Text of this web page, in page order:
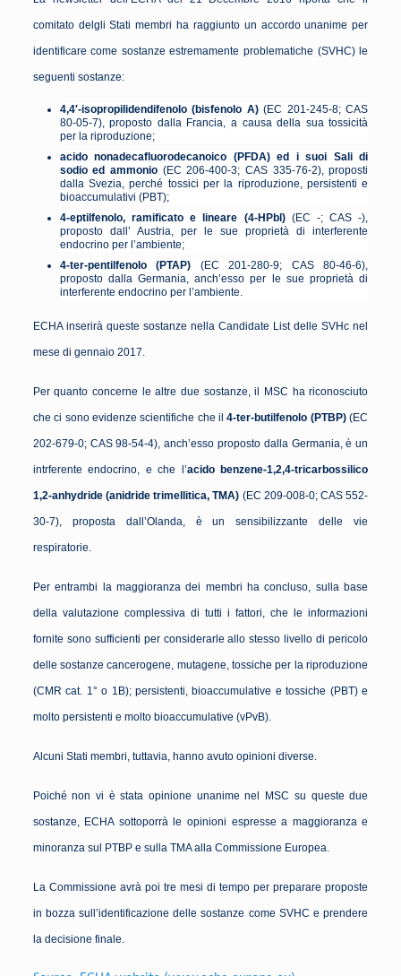
comitato delgli Stati membri ha raggiunto un accordo unanime per
identificare come sostanze estremamente problematiche (SVHC) le
seguenti sostanze:
4,4′-isopropilidendifenolo (bisfenolo A)(EC 201-245-8; CAS
80-05-7), proposto dalla Francia, a causa della sua tossicità
per la riproduzione;
acido nonadecafluorodecanoico (PFDA) ed i suoi Sali di
sodio ed ammonio (EC 206-400-3; CAS 335-76-2), proposti
dalla Svezia, perché tossici per la riproduzione, persistenti e
bioaccumulativi (PBT);
4-eptilfenolo, ramificato e lineare (4-HPbl) (EC -; CAS -),
proposto dall’ Austria, per le sue proprietà di interferente
endocrino per l’ambiente;
4-ter-pentilfenolo
(PTAP) (EC 201-280-9; CAS 80-46-6),
proposto dalla Germania, anch’esso per le sue proprietà di
interferente endocrino per l’ambiente.
ECHA inserirà queste sostanze nella Candidate List delle SVHc nel
mese di gennaio 2017.
Per quanto concerne le altre due sostanze, il MSC ha riconosciuto
che ci sono evidenze scientifiche che il4-ter-butilfenolo (PTBP)(EC
202-679-0; CAS 98-54-4), anch’esso proposto dalla Germania, è un
intrferente endocrino, e che l’acido benzene-1,2,4-tricarbossilico
1,2-anhydride (anidride trimellitica, TMA) (EC 209-008-0; CAS 552-
30-7), proposta dall’Olanda, è un sensibilizzante delle vie
respiratorie.
Per entrambi la maggioranza dei membri ha concluso, sulla base
della valutazione complessiva di tutti i fattori, che le informazioni
fornite sono sufficienti per considerarle allo stesso livello di pericolo
delle sostanze cancerogene, mutagene, tossiche per la riproduzione
(CMR cat. 1° o 1B); persistenti, bioaccumulative e tossiche (PBT) e
molto persistenti e molto bioaccumulative (vPvB).
Alcuni Stati membri, tuttavia, hanno avuto opinioni diverse.
Poiché non vi è stata opinione unanime nel MSC su queste due
sostanze, ECHA sottoporrà le opinioni espresse a maggioranza e
minoranza sul PTBP e sulla TMA alla Commissione Europea.
La Commissione avrà poi tre mesi di tempo per preparare proposte
in bozza sull’identificazione delle sostanze come SVHC e prendere
la decisione finale.